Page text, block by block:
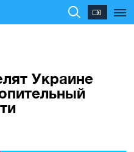
Украине